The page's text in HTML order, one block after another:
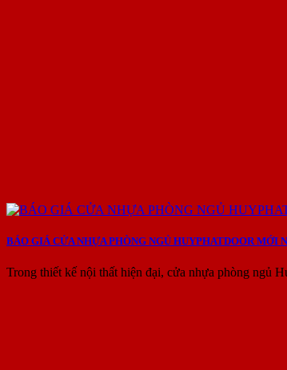
BÁO GIÁ CỬA NHỰA PHÒNG NGỦ HUYPHATDOOR MỚI
Trong thiết kế nội thất hiện đại, cửa nhựa phòng ngủ